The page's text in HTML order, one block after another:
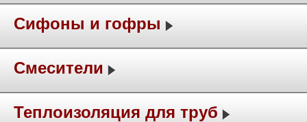
Сифоны и гофры
Смесители
Теплоизоляция для труб